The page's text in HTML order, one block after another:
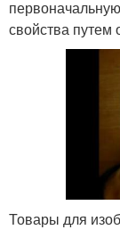
свойства путем
Товары для